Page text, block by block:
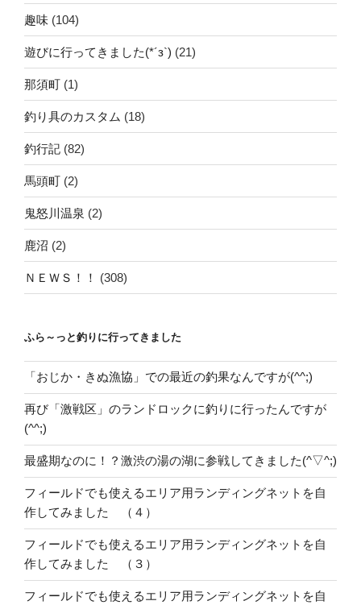
趣味 (104)
遊びに行ってきました(*´з`) (21)
那須町 (1)
釣り具のカスタム (18)
釣行記 (82)
馬頭町 (2)
鬼怒川温泉 (2)
鹿沼 (2)
ＮＥＷＳ！！ (308)
ふら～っと釣りに行ってきました
「おじか・きぬ漁協」での最近の釣果なんですが(^^;)
再び「激戦区」のランドロックに釣りに行ったんですが
(^^;)
最盛期なのに！？激渋の湯の湖に参戦してきました(^▽^;)
フィールドでも使えるエリア用ランディングネットを自
作してみました （４）
フィールドでも使えるエリア用ランディングネットを自
作してみました （３）
フィールドでも使えるエリア用ランディングネットを自